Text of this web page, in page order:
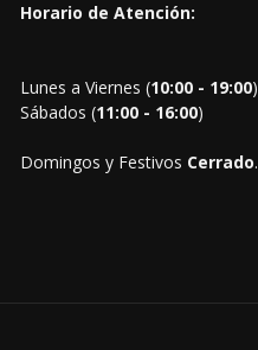
Horario de Atención:
Lunes a Viernes (10:00 - 19:00)
Sábados (11:00 - 16:00)
Domingos y Festivos Cerrado.